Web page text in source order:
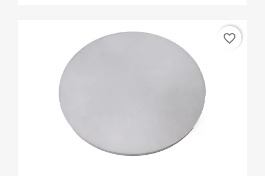
favorite_border